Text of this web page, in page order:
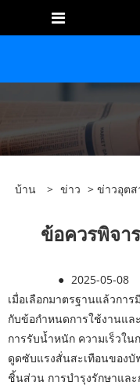
บ้าน > ข่าว > ข่าวอุตส
ข้อควรพิจา
● 2025-05-08
เมื่อเลือกมาตรฐานแล้วการ
กับข้อกำหนดการใช้งานแล
การรับน้ำหนัก ความเร็วใน
ดูดซับแรงสั่นสะเทือนของบั
ชิ้นส่วน การบำรุงรักษาแล